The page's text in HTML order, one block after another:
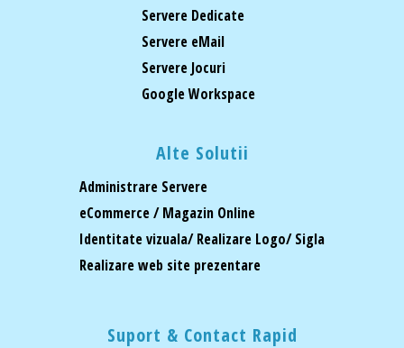
Servere Dedicate
Servere eMail
Servere Jocuri
Google Workspace
Alte Solutii
Administrare Servere
eCommerce / Magazin Online
Identitate vizuala/ Realizare Logo/ Sigla
Realizare web site prezentare
Suport & Contact Rapid